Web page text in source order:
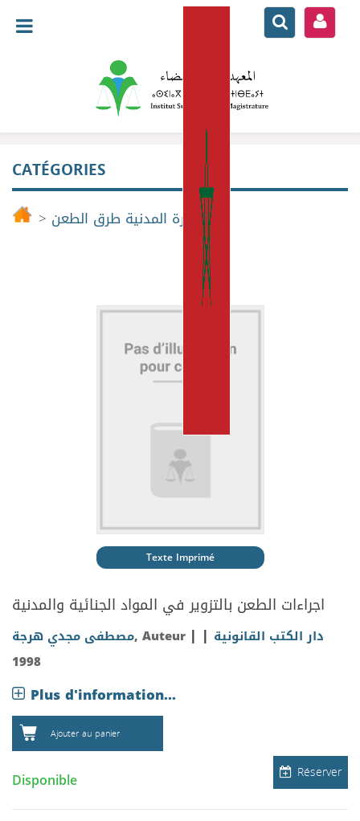
CATÉGORIES
> المسطرة المدنية طرق الطعن
Texte Imprimé
اجراءات الطعن بالتزوير في المواد الجنائية والمدنية
مصطفى مجدي هرجة, Auteur | دار الكتب القانونية |
1998
Plus d'information...
Ajouter au panier
Réserver
Disponible